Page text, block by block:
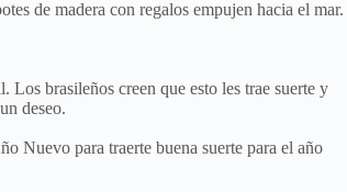
de madera con regalos empujen hacia el mar.
Los brasileños creen que esto les trae suerte y
deseo.
Nuevo para traerte buena suerte para el año